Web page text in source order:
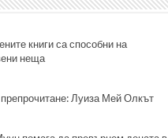
книги са способни на
неща
Луиза Мей Олкът